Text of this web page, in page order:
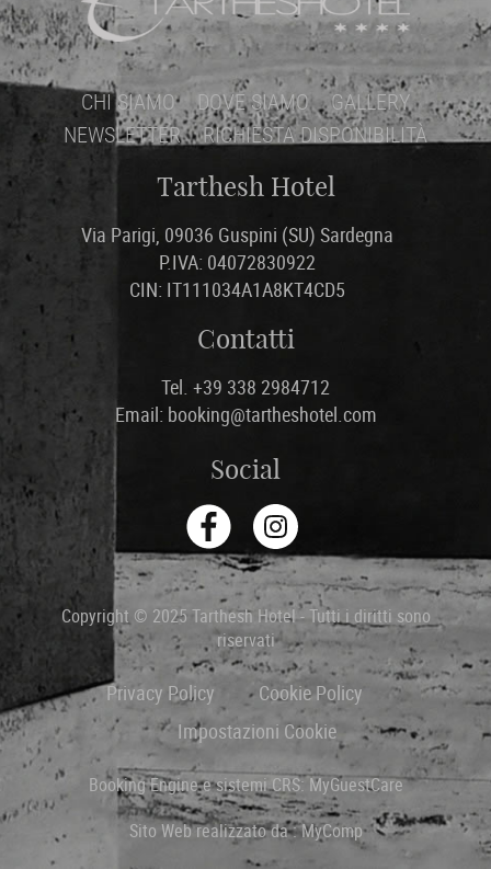
CHI SIAMO DOVE SIAMO
GALLERY
NEWSLETTER
RICHIESTA DISPONIBILITÀ
Tarthesh Hotel
Via Parigi, 09036 Guspini (SU) Sardegna
P.IVA: 04072830922
CIN: IT111034A1A8KT4CD5
Contatti
Tel. +39 338 2984712
Email: booking@tartheshotel.com
Social
Copyright © 2025 Tarthesh Hotel - Tutti i diritti sono
riservati
Privacy Policy
Cookie Policy
Impostazioni Cookie
Booking Engine e sistemi CRS:MyGuestCare
Sito Web realizzato da :MyComp